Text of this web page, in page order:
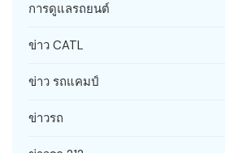
การดูแลรถยนต์
ข่าว CATL
ข่าว รถแคมป์
ข่าวรถ